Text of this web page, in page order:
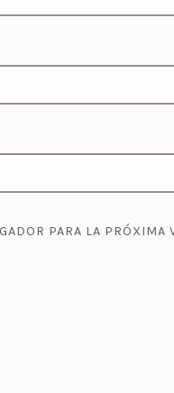
PARA LA PRÓXIMA